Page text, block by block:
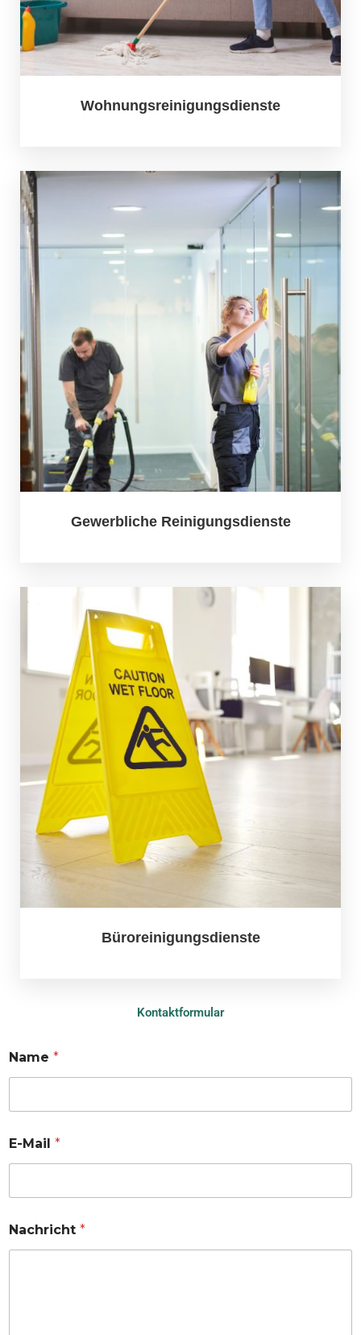
Wohnungsreinigungsdienste
Gewerbliche Reinigungsdienste
Büroreinigungsdienste
Kontaktformular
Name *
E-Mail *
Nachricht *